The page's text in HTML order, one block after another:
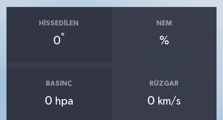
HISSEDILEN
0°
NEM
%
BASINÇ
0 hpa
RÜZGAR
0 km/s